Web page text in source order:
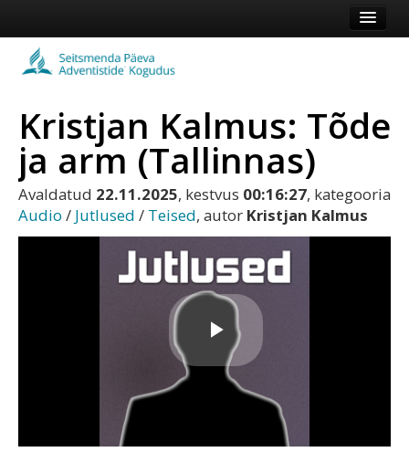
Koduleht
Vaata veel
Logi sisse või registreeru
Kristjan Kalmus: Tõde
ja arm (Tallinnas)
Avaldatud 22.11.2025, kestvus 00:16:27, kategooria
Audio / Jutlused / Teised, autor Kristjan Kalmus
Play
Video